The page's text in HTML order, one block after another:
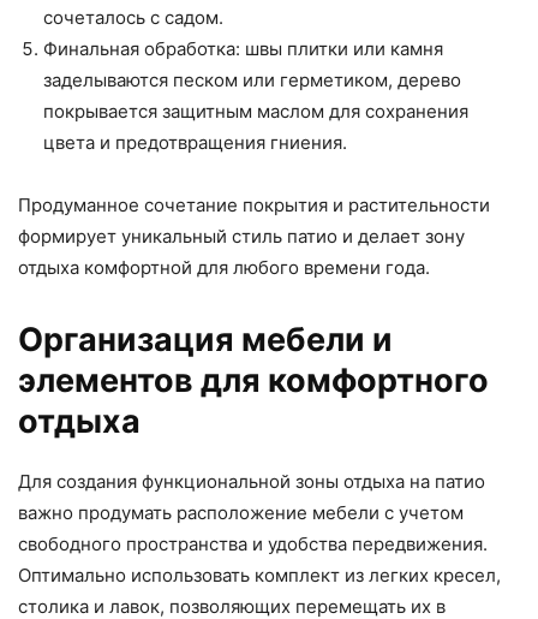
сочеталось с садом.
Финальная обработка: швы плитки или камня
заделываются песком или герметиком, дерево
покрывается защитным маслом для сохранения
цвета и предотвращения гниения.
Продуманное сочетание покрытия и растительности
формирует уникальный стиль патио и делает зону
отдыха комфортной для любого времени года.
Организация мебели и
элементов для комфортного
отдыха
Для создания функциональной зоны отдыха на патио
важно продумать расположение мебели с учетом
свободного пространства и удобства передвижения.
Оптимально использовать комплект из легких кресел,
столика и лавок, позволяющих перемещать их в